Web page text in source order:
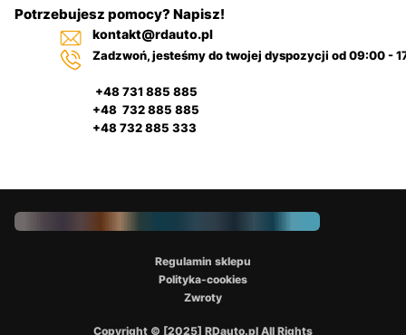
Potrzebujesz pomocy? Napisz!
kontakt@rdauto.pl
Zadzwoń, jesteśmy do twojej dyspozycji od 09:00 -
+48 731 885 885
+48 732 885 885
+48 732 885 333
Copyright © [2025] RDauto.pl All Rights
Regulamin sklepu
Polityka-cookies
Zwroty